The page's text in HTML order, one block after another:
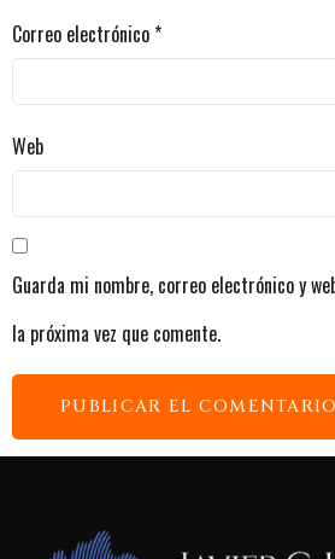
Correo electrónico*
Web
Guarda mi nombre, correo electrónico y
la próxima vez que comente.